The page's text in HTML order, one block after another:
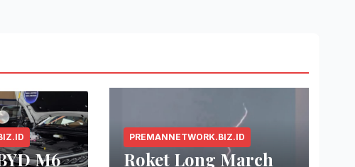
M6
PREMANNETWORK.BIZ.ID
Roket Long March